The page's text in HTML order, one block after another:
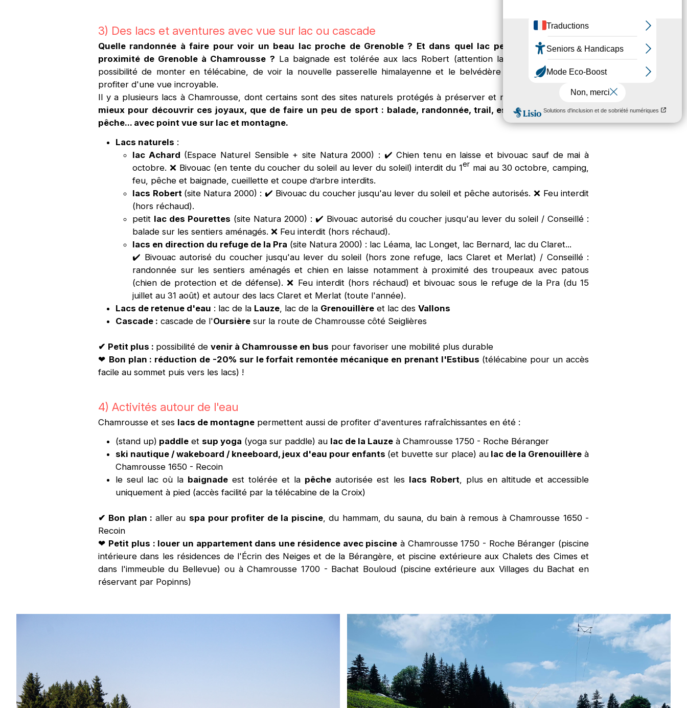
3) Des lacs et aventures avec vue sur lac ou cascade
Quelle randonnée à faire pour voir un beau lac proche de Grenoble ? Et dans quel lac peut-on se baigner à
proximité de Grenoble à Chamrousse ? La baignade est tolérée aux lacs Robert (attention lac d'altitude), avec la
possibilité de monter en télécabine, de voir la nouvelle passerelle himalayenne et le belvédère de Belledonne pour
profiter d'une vue incroyable.
Il y a plusieurs lacs à Chamrousse, dont certains sont des sites naturels protégés à préserver et respecter.
Et quoi de
mieux pour découvrir ces joyaux, que de faire un peu de sport : balade, randonnée, trail, escalade, via ferrata,
pêche... avec point vue sur lac et montagne.
Lacs naturels :
lac Achard (Espace Naturel Sensible + site Natura 2000) : ✔️ Chien tenu en laisse et bivouac sauf de mai à
octobre. ❌ Bivouac (en tente du coucher du soleil au lever du soleil) interdit du 1er mai au 30 octobre , camping,
feu, pêche et baignade, cueillette et coupe d’arbre interdits.
lacs Robert (site Natura 2000) : ✔️ Bivouac du coucher jusqu'au lever du soleil et pêche autorisés. ❌ Feu interdit
(hors réchaud).
petit lac des Pourettes (site Natura 2000) : ✔️ Bivouac autorisé du coucher jusqu'au lever du soleil / Conseillé :
balade sur les sentiers aménagés. ❌ Feu interdit (hors réchaud).
lacs en direction du refuge de la Pra (site Natura 2000) : lac Léama, lac Longet, lac Bernard, lac du Claret...
✔️ Bivouac autorisé du coucher jusqu'au lever du soleil (hors zone refuge, lacs Claret et Merlat) / Conseillé :
randonnée sur les sentiers aménagés et chien en laisse notamment à proximité des troupeaux avec patous
(chien de protection et de défense). ❌ Feu interdit (hors réchaud) et bivouac sous le refuge de la Pra (du 15
juillet au 31 août) et autour des lacs Claret et Merlat (toute l'année).
Lacs de retenue d'eau : lac de la Lauze, lac de la Grenouillèreet lac des Vallons
Cascade : cascade de l'Oursièresur la route de Chamrousse côté Seiglières
✔ Petit plus : possibilité de venir à Chamrousse en bus pour favoriser une mobilité plus durable
❤ Bon plan : réduction de -20% sur le forfait remontée mécanique en prenant l'Estibus (télécabine pour un accès
facile au sommet puis vers les lacs) !
4) Activités autour de l'eau
Chamrousse et ses lacs de montagne permettent aussi de profiter d'aventures rafraîchissantes en été :
(stand up) paddleet sup yoga (yoga sur paddle) au lac de la Lauzeà Chamrousse 1750 - Roche Béranger
ski nautique / wakeboard / kneeboard, jeux d'eau pour enfants (et buvette sur place) aulac de la Grenouillèreà
Chamrousse 1650 - Recoin
le seul lac où la baignadeest tolérée et la pêche autorisée est les lacs Robert, plus en altitude et accessible
uniquement à pied (accès facilité par la télécabine de la Croix)
✔ Bon plan : aller au spa pour profiter de la piscine, du hammam, du sauna, du bain à remous à Chamrousse 1650 -
Recoin
❤ Petit plus : louer un appartement dans une résidence avec piscine à Chamrousse 1750 - Roche Béranger (piscine
intérieure dans les résidences de l'Écrin des Neiges et de la Bérangère, et piscine extérieure aux Chalets des Cimes et
dans l'immeuble du Bellevue) ou à Chamrousse 1700 - Bachat Bouloud (piscine extérieure aux Villages du Bachat en
réservant par Popinns)